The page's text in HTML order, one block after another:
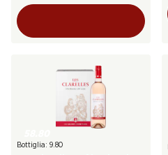
Bottiglia: 9.80